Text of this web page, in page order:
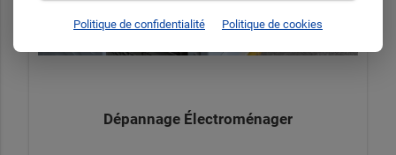
Dépannage Électroménager
Politique de confidentialité Politique de cookies